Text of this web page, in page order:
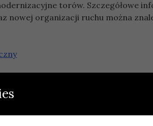
torów. Szczegółowe
nowej organizacji ruchu można